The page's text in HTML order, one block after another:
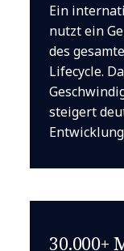
Ein
nutzt ein
des
Lifecycle.
steigert
30.000+